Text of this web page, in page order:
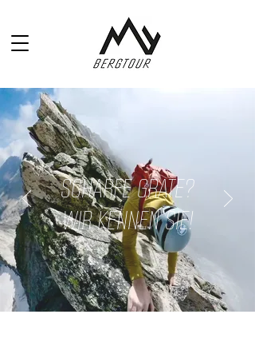
SCHARFE GRATE?
WIR KENNEN SIE!
jetzt